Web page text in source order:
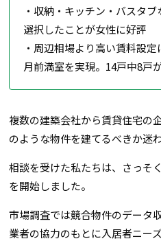
・収納・キッチン・バスタ
選択したことが女性に好評
・周辺相場より高い賃料設
月前満室を実現。14戸中8戸
複数の建築会社から賃貸住宅の
のような物件を建てるべきか迷
相談を受けた私たちは、さっそ
を開始しました。
市場調査では競合物件のデータ
業者の協力のもとに入居者ニー